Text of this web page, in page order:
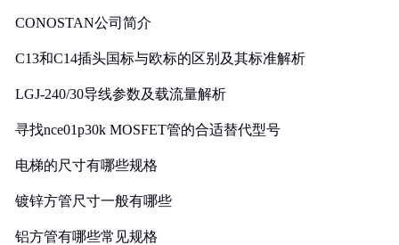
CONOSTAN公司简介
C13和C14插头国标与欧标的区别及其标准解析
LGJ-240/30导线参数及载流量解析
寻找nce01p30k MOSFET管的合适替代型号
电梯的尺寸有哪些规格
镀锌方管尺寸一般有哪些
铝方管有哪些常见规格